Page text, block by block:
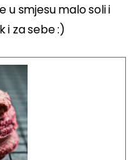
u smjesu malo soli i
i za sebe :)